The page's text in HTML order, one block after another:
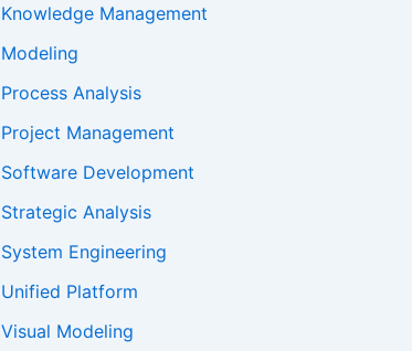
Knowledge Management
Modeling
Process Analysis
Project Management
Software Development
Strategic Analysis
System Engineering
Unified Platform
Visual Modeling